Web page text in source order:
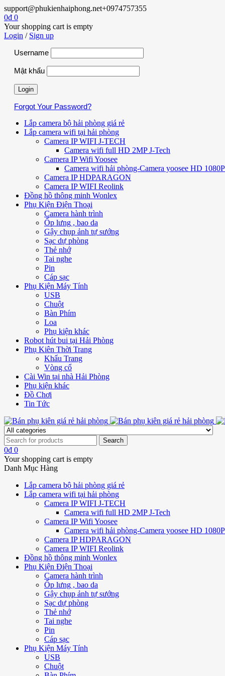
support@phukienhaiphong.net+0974757355
0₫ 0
Your shopping cart is empty
Login / Sign up
Username
Mật khẩu
Forgot Your Password?
Lắp camera bộ hải phòng giá rẻ
Lắp camera wifi tại hải phòng
Camera IP WIFI J-TECH
Camera wifi full HD 2MP J-Tech
Camera IP Wifi Yoosee
Camera wifi hải phòng-Camera yoosee HD
Camera IP HDPARAGON
Camera IP WIFI Reolink
Đồng hồ thông minh Wonlex
Phụ Kiện Điện Thoại
Camera hành trình
Ốp lưng , bao da
Gậy chụp ảnh tự sướng
Sạc dự phòng
Thẻ nhớ
Tai nghe
Pin
Cáp sạc
Phụ Kiện Máy Tính
USB
Chuột
Bàn Phím
Loa
Phụ kiện khác
Robot hút bui tại Hải Phòng
Phụ Kiên Thời Trang
Khẩu Trang
Vòng cổ
Cài Win tại nhà Hải Phòng
Phụ kiện khác
Đồ Chơi
Tin Tức
0₫ 0
Your shopping cart is empty
Danh Mục Hàng
Lắp camera bộ hải phòng giá rẻ
Lắp camera wifi tại hải phòng
Camera IP WIFI J-TECH
Camera wifi full HD 2MP J-Tech
Camera IP Wifi Yoosee
Camera wifi hải phòng-Camera yoosee HD
Camera IP HDPARAGON
Camera IP WIFI Reolink
Đồng hồ thông minh Wonlex
Phụ Kiện Điện Thoại
Camera hành trình
Ốp lưng , bao da
Gậy chụp ảnh tự sướng
Sạc dự phòng
Thẻ nhớ
Tai nghe
Pin
Cáp sạc
Phụ Kiện Máy Tính
USB
Chuột